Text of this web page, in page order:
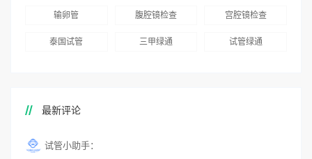
输卵管 腹腔镜检查 宫腔镜检查
泰国试管 三甲绿通 试管绿通
最新评论
试管小助手：